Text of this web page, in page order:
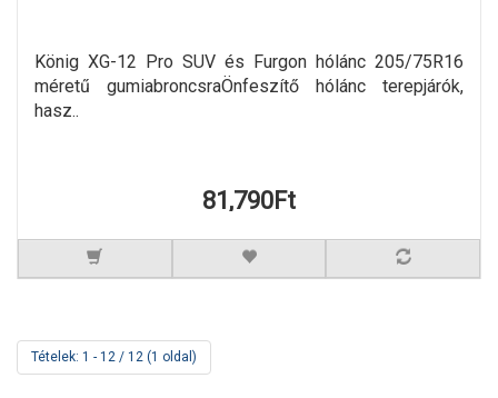
König XG-12 Pro SUV és Furgon hólánc 205/75R16
méretű gumiabroncsraÖnfeszítő hólánc terepjárók,
hasz..
81,790Ft
Tételek: 1 - 12 / 12 (1 oldal)